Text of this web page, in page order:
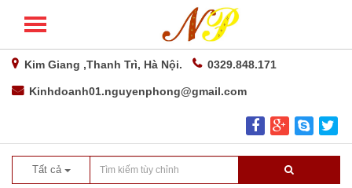
Kim Giang ,Thanh Trì, Hà Nội. 0329.848.171
Kinhdoanh01.nguyenphong@gmail.com
Tất cả